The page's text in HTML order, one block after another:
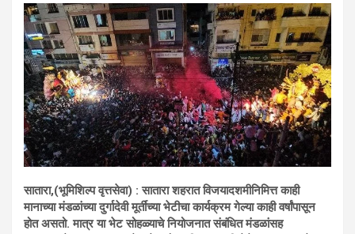
सातारा,(भूमिशिल्प वृत्तसेवा) : सातारा शहरात विजयादशमीनिमित्त काही
मानाच्या मंडळांच्या दुर्गादेवी मूर्तींच्या भेटीचा कार्यक्रम गेल्या काही वर्षांपासून
होत असतो. मात्र या भेट सोहळ्याचे नियोजनात संबंधित मंडळांसह